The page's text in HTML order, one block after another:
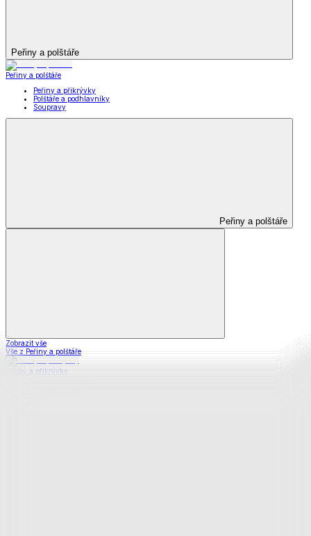
Peřiny a polštáře
Peřiny a polštáře
Peřiny a přikrývky
Polštáře a podhlavníky
Soupravy
Peřiny a polštáře
Zobrazit vše
Vše z Peřiny a polštáře
Peřiny a přikrývky